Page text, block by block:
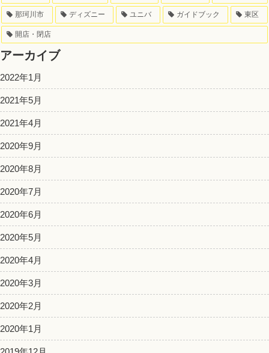
那珂川市 ディズニー ユニバ ガイドブック 東区
開店・閉店
アーカイブ
2022年1月
2021年5月
2021年4月
2020年9月
2020年8月
2020年7月
2020年6月
2020年5月
2020年4月
2020年3月
2020年2月
2020年1月